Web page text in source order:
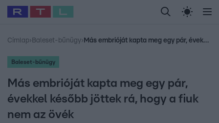
Legfrissebb RTL Híradó Randi Celeb vagyok,
Babits Marcella Most Wanted Gallusz
Címlap› Baleset-bűnügy› Más embrióját kapta meg egy pár, évekkel később jöttek rá, hogy a fiuk nem az övék
Baleset-bűnügy
Más embrióját kapta meg egy pár,
évekkel később jöttek rá, hogy a fiuk
nem az övék